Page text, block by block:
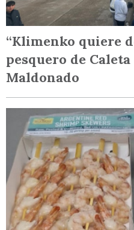
“Klimenko quiere
pesquero de
Maldonado